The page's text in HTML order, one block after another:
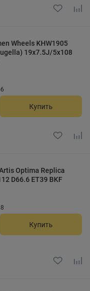
Wheels KHW1905
19x7.5J/5x108
Купить
Optima Replica
D66.6 ET39 BKF
Купить